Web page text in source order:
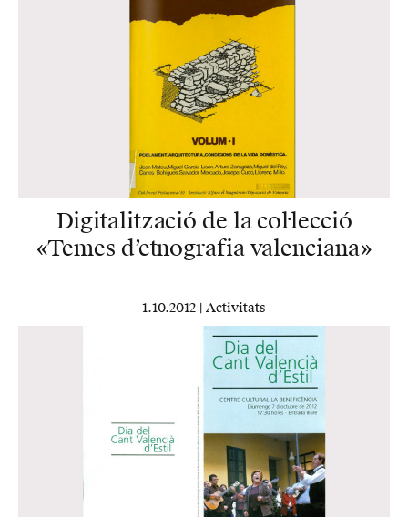
Digitalització de la col·lecció
«Temes d’etnografia valenciana»
1.10.2012 | Activitats